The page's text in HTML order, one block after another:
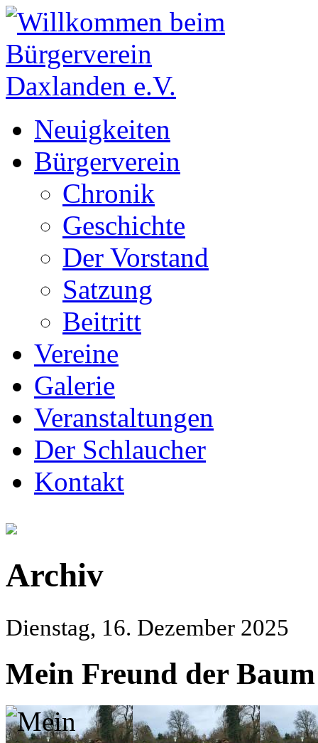
Neuigkeiten
Bürgerverein
Chronik
Geschichte
Der Vorstand
Satzung
Beitritt
Vereine
Galerie
Veranstaltungen
Der Schlaucher
Kontakt
Archiv
Dienstag, 16. Dezember 2025
Mein Freund der